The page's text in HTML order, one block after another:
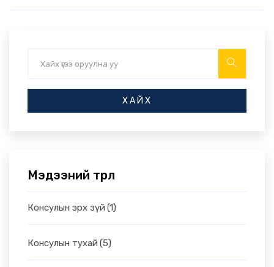
ХАЙХ
Мэдээний төрөл
Консулын эрх зүй (1)
Консулын тухай (5)